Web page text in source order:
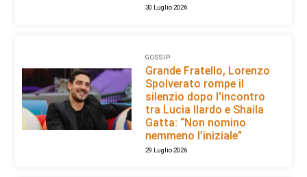
30 Luglio 2026
GOSSIP
Grande Fratello, Lorenzo
Spolverato rompe il
silenzio dopo l’incontro
tra Lucia Ilardo e Shaila
Gatta: “Non nomino
nemmeno l’iniziale”
29 Luglio 2026